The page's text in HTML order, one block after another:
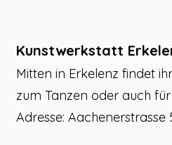
Kunstwerkstatt
Mitten in Erkelenz findet
zum Tanzen oder auch
Adresse: Aachenerstrasse